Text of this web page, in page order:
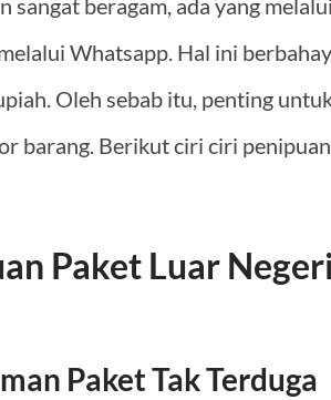
sangat beragam, ada yang
Whatsapp. Hal ini
Oleh sebab itu, penting
barang. Berikut ciri ciri
Paket Luar Negeri
Paket Tak Terduga